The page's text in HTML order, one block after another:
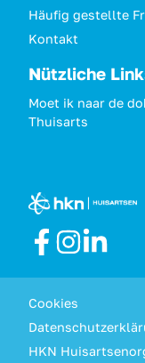
Häufig gestellte
Kontakt
Nützliche
Moet ik naar de
Thuisarts
Cookies
HKN